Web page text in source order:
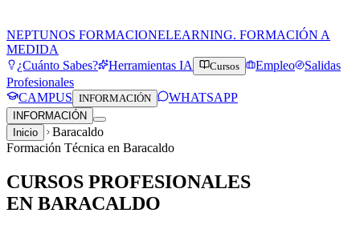
NEPTUNOS FORMACIONELEARNING. FORMACIÓN A
MEDIDA
¿Cuánto Sabes?
Herramientas IA Cursos Empleo
Salidas
Profesionales
CAMPUS INFORMACIÓN WHATSAPP
INFORMACIÓN
Inicio
Baracaldo
Formación Técnica en Baracaldo
CURSOS PROFESIONALES
EN BARACALDO